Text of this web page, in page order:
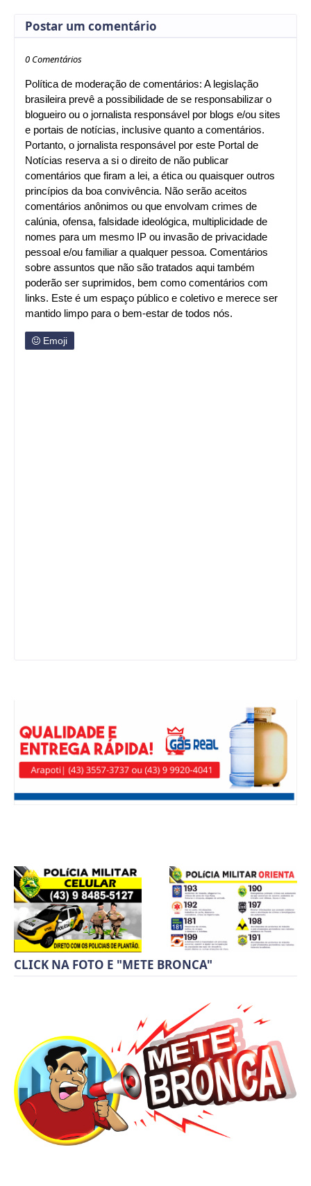
Postar um comentário
0 Comentários
Política de moderação de comentários: A legislação
brasileira prevê a possibilidade de se responsabilizar o
blogueiro ou o jornalista responsável por blogs e/ou sites
e portais de notícias, inclusive quanto a comentários.
Portanto, o jornalista responsável por este Portal de
Notícias reserva a si o direito de não publicar
comentários que firam a lei, a ética ou quaisquer outros
princípios da boa convivência. Não serão aceitos
comentários anônimos ou que envolvam crimes de
calúnia, ofensa, falsidade ideológica, multiplicidade de
nomes para um mesmo IP ou invasão de privacidade
pessoal e/ou familiar a qualquer pessoa. Comentários
sobre assuntos que não são tratados aqui também
poderão ser suprimidos, bem como comentários com
links. Este é um espaço público e coletivo e merece ser
mantido limpo para o bem-estar de todos nós.
Emoji
CLICK NA FOTO E "METE BRONCA"